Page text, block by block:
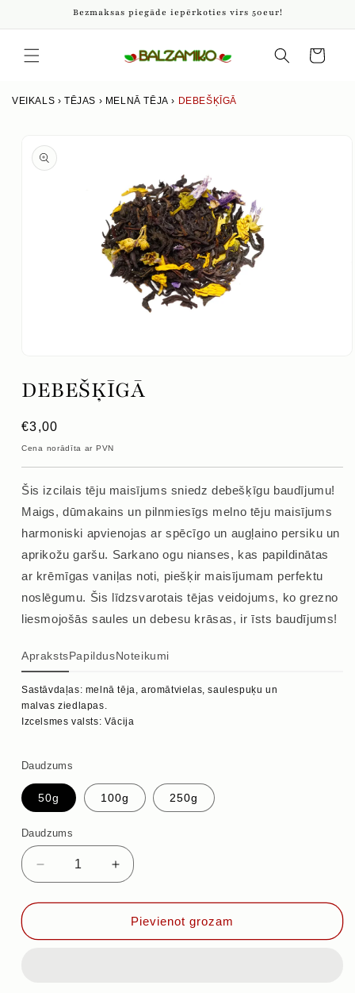
saturu
Bezmaksas piegāde iepērkoties virs 50eur!
grozs
VEIKALS ›TĒJAS › MELNĀ TĒJA › DEBEŠĶĪGĀ
produkta
informāciju
1
modālajā
DEBEŠĶĪGĀ
Parastā
cena
€3,00
Cena norādīta ar PVN
Šis izcilais tēju maisījums sniedz debešķīgu baudījumu!
Maigs, dūmakains un pilnmiesīgs melno tēju maisījums
harmoniski apvienojas ar spēcīgo un augļaino persiku un
aprikožu garšu. Sarkano ogu nianses, kas papildinātas
ar krēmīgas vaniļas noti, piešķir maisījumam perfektu
noslēgumu. Šis līdzsvarotais tējas veidojums, ko grezno
liesmojošās saules un debesu krāsas, ir īsts baudījums!
AprakstsPapildusNoteikumi
Sastāvdaļas: melnā tēja, aromātvielas, saulespuķu un
malvas ziedlapas.
Izcelsmes valsts: Vācija
Daudzums
50g 100g 250g
Daudzums
Samazināt
daudzumu
priekš
Palielināt
daudzumu
priekš
DEBEŠĶĪGĀ
Pievienot grozam